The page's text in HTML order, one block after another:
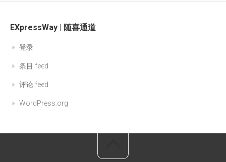
EXpressWay | 随喜通道
登录
条目 feed
评论 feed
WordPress.org